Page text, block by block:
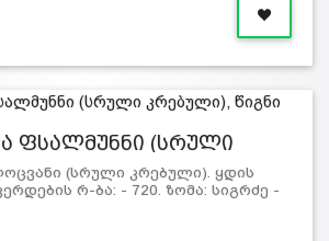
ფსალმუნნი (სრული
(სრული კრებული). ყდის
რ-ბა: - 720. ზომა: სიგრძე -